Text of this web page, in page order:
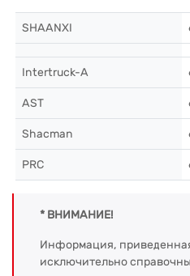
SHAANXI
Intertruck-A
AST
Shacman
PRC
* ВНИМАНИЕ!
Информация,
исключительно